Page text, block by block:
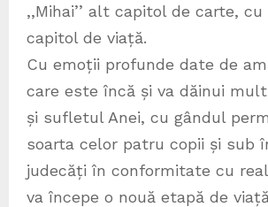
,,Mihai’’ alt capitol de carte,
capitol de viață.
Cu emoții profunde date de
care este încă și va dăinui
și sufletul Anei, cu gândul
soarta celor patru copii și sub
judecăți în conformitate cu
va începe o nouă etapă de